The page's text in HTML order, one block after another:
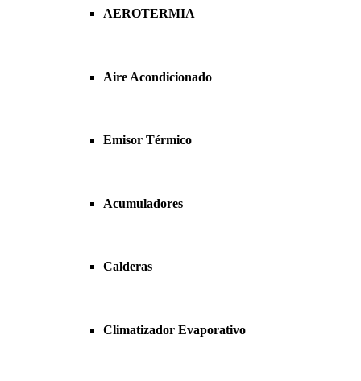
AEROTERMIA
Aire Acondicionado
Emisor Térmico
Acumuladores
Calderas
Climatizador Evaporativo